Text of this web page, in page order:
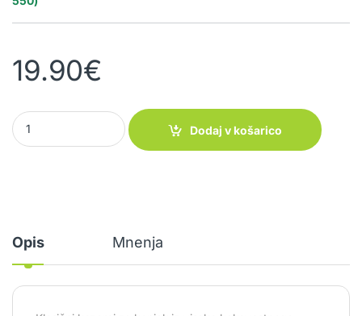
19.90€
Kozarci Cognac quantity
Dodaj v košarico
Opis Mnenja